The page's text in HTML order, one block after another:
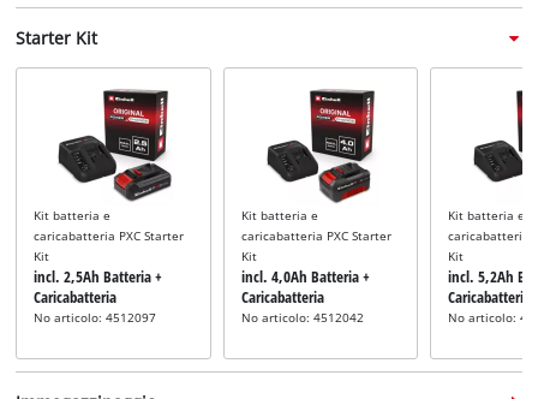
Starter Kit
Kit batteria e
caricabatteria PXC Starter
Kit
incl. 2,5Ah Batteria +
Caricabatteria
No articolo: 4512097
Kit batteria e
caricabatteria PXC Starter
Kit
incl. 4,0Ah Batteria +
Caricabatteria
No articolo: 4512042
Kit batteria e
caricabatteria
Kit
incl. 5,2Ah
Caricabatteria
No articolo: